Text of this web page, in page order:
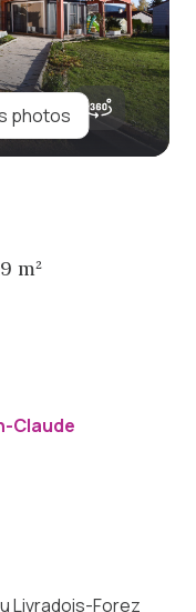
photos
m²
Claude
Livradois-Forez